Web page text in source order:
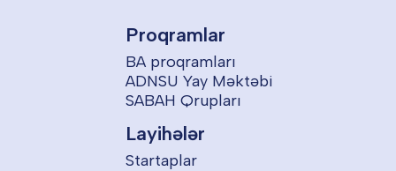
Proqramlar
BA proqramları
ADNSU Yay Məktəbi
SABAH Qrupları
Layihələr
Startaplar